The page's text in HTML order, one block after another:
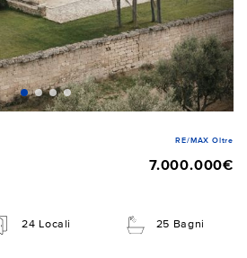
RE/MAX Oltre
7.000.000€
24 Locali 25 Bagni